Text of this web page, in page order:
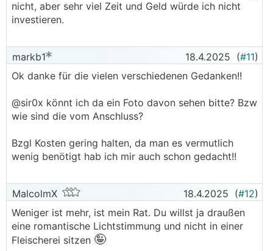
nicht, aber sehr viel Zeit und Geld würde ich nicht
investieren.
markb1 18.4.2025 (#11)
Ok danke für die vielen verschiedenen Gedanken!!
@sir0x könnt ich da ein Foto davon sehen bitte? Bzw
wie sind die vom Anschluss?
Bzgl Kosten gering halten, da man es vermutlich
wenig benötigt hab ich mir auch schon gedacht!!
MalcolmX 18.4.2025 (#12)
Weniger ist mehr, ist mein Rat. Du willst ja draußen
eine romantische Lichtstimmung und nicht in einer
Fleischerei sitzen 🤪